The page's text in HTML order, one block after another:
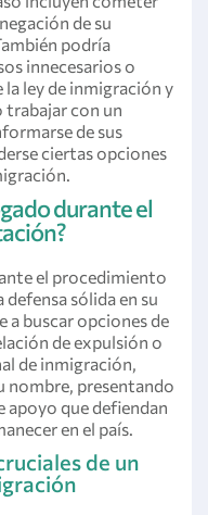
de su
podría
innecesarios o
ley de inmigración y
trabajar con un
de sus
ciertas opciones
durante el
el procedimiento
sólida en su
a buscar opciones de
de expulsión o
de inmigración,
nombre, presentando
apoyo que defiendan
en el país.
de un